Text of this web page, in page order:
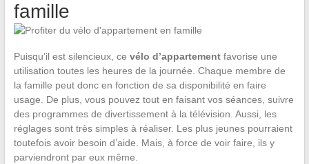
famille
Puisqu’il est silencieux, ce vélo d’appartementfavorise une
utilisation toutes les heures de la journée. Chaque membre de
la famille peut donc en fonction de sa disponibilité en faire
usage. De plus, vous pouvez tout en faisant vos séances, suivre
des programmes de divertissement à la télévision. Aussi, les
réglages sont très simples à réaliser. Les plus jeunes pourraient
toutefois avoir besoin d’aide. Mais, à force de voir faire, ils y
parviendront par eux même.